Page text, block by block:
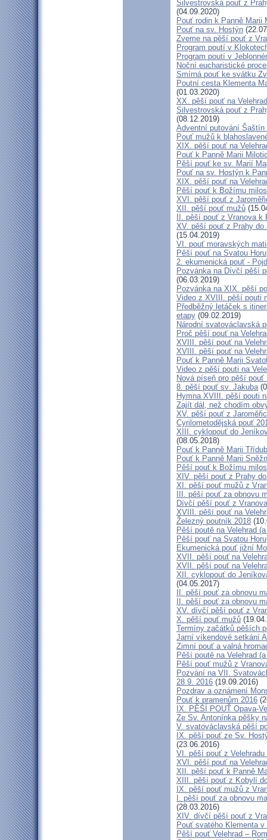
Silvestrovská pouť z
(04.09.2020)
Pouť rodin k Panně Marii
Pouť na sv. Hostýn
Zveme na pěší pouť z
Program poutí v
Program poutí v
Noční eucharistické
Smírná pouť ke svátku
Poutní cesta Klementa
(01.03.2020)
XX. pěší pouť na
Silvestrovská pouť z
(08.12.2019)
Adventní putování Šaštín
Pouť mužů k
XIX. pěší pouť na
Pouť k Panně Marii
Pěší pouť ke sv. Marií
Pouť na sv. Hostýn k
XIX. pěší pouť na
Pěší pouť k Božímu
XVI. pěší pouť z
XII. pěší pouť mužů
II. pěší pouť z Vranova k
XV. pěší pouť z Prahy
(15.04.2019)
VI. pouť moravských
Pěší pouť na Svatou Horu
2. ekumenická pouť -
Pozvánka na Dívčí pěší
(06.03.2019)
Pozvánka na XIX. pěší
Video z XVIII. pěší pouti
Předběžný letáček s
etapy (09.02.2019)
Národní svatováclavská
Proč pěší pouť na
XVIII. pěší pouť na
XVIII. pěší pouť na
Pouť k Panně Marii
Video z pěší pouti na
Nová píseň pro pěší pouť
8. pěší pouť sv. Jakuba
Hymna XVIII. pěší pouti
Zajít dál, než chodím
XV. pěší pouť z
Cyrilometodějská pouť
XIII. cyklopouť do
(08.05.2018)
Pouť k Panně Marii
Pouť k Panně Marii
Pěší pouť k Božímu
XIV. pěší pouť z Prahy
XI. pěší pouť mužů z
III. pěší pouť za obnovu
Dívčí pěší pouť z
XVIII. pěší pouť na
Železný poutník 2018
Pěší poutě na Velehrad
Pěší pouť na Svatou Horu
Ekumenická pouť jižní
XVII. pěší pouť na
XVII. pěší pouť na
XII. cyklopouť do
(04.05.2017)
II. pěší pouť za obnovu
II. pěší pouť za obnovu
XV. dívčí pěší pouť z
X. pěší pouť mužů
Termíny začátků pěších
Jarní víkendové setkání
Zimní pouť a valná
Pěší poutě na Velehrad
Pěší pouť mužů z
Pozvání na VII.
28.9. 2016 (19.09.2016)
Pozdrav a oznámení
Pouť k pramenům 2016
IX. PĚŠÍ POUŤ Opava-
Ze Sv. Antonínka pěšky
V. svatováclavská pěší
IX. pěší pouť ze Sv.
(23.06.2016)
VI. pěší pouť z
XVI. pěší pouť na
XII. pěší pouť k Panně
XIII. pěší pouť z Kobylí
IX. pěší pouť mužů z
I. pěší pouť za obnovu
(28.03.2016)
XIV. dívčí pěší pouť z
Pouť svatého Klementa
Pěší pouť Velehrad –